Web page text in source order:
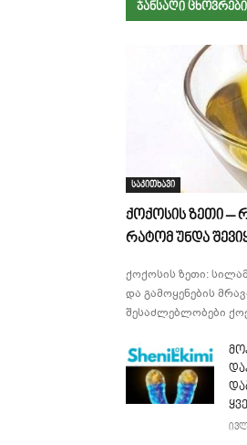
ᲯᲐᲜᲡᲐᲦᲘ
საკითხავი
ქოქოსის ზეთი –
რატომ უნდა
ქოქოსის ზეთი:
და გამოყენების
შესაძლებლობები